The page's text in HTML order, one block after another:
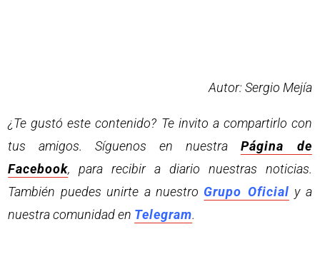
Autor: Sergio Mejía
¿Te gustó este contenido? Te invito a compartirlo con
tus amigos. Síguenos en nuestra Página de
Facebook, para recibir a diario nuestras noticias.
También puedes unirte a nuestro Grupo Oficial y a
nuestra comunidad en Telegram.